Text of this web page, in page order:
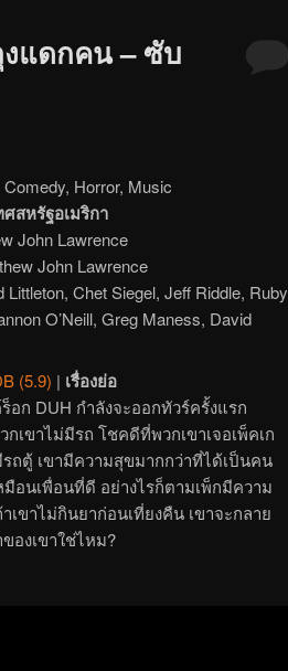
งแดกคน – ซับ
Comedy, Horror, Music
สหรัฐอเมริกา
John Lawrence
John Lawrence
Littleton, Chet Siegel, Jeff Riddle, Ruby
O’Neill, Greg Maness, David
(5.9) | เรื่องย่อ
อก DUH กำลังจะออกทัวร์ครั้งแรก
เขาไม่มีรถ โชคดีที่พวกเขาเจอเพ็คเก
ถตู้ เขามีความสุขมากกว่าที่ได้เป็นคน
มือนเพื่อนที่ดี อย่างไรก็ตามเพ็กมีความ
เขาไม่กินยาก่อนเที่ยงคืน เขาจะกลาย
องเขาใช่ไหม?